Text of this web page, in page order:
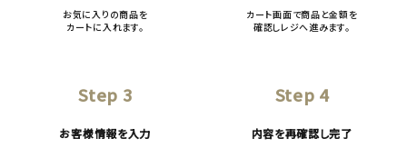
お気に入りの商品を
カートに入れます。
カート画面で商品と金額を
確認しレジへ進みます。
Step 3
お客様情報を入力
Step 4
内容を再確認し完了